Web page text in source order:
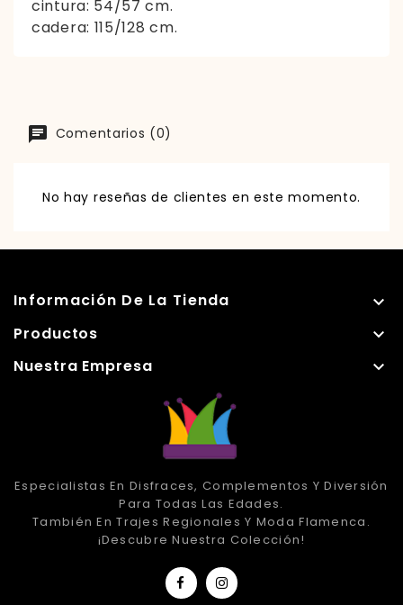
cintura: 54/57 cm.
cadera: 115/128 cm.
Comentarios (0)
No hay reseñas de clientes en este momento.
Información De La Tienda 
Productos 
Nuestra Empresa 
Especialistas En Disfraces, Complementos Y Diversión
Para Todas Las Edades.
También En Trajes Regionales Y Moda Flamenca.
¡Descubre Nuestra Colección!